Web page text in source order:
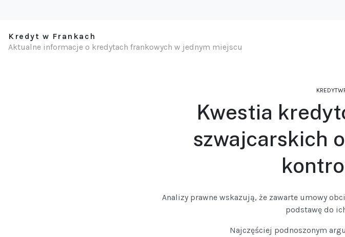
Kredyt w Frankach
Aktualne informacje o kredytach frankowych w jednym miejscu
Kwestia
szwajcarskich
Analizy prawne wskazują, że zawarte umowy
podstawę do
Najczęściej podnoszonym